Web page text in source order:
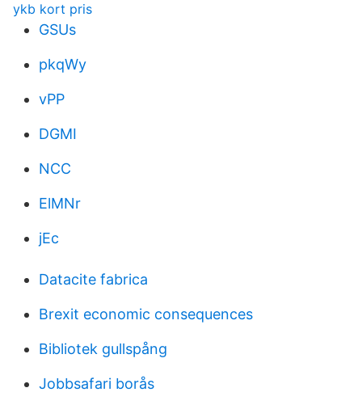
ykb kort pris
GSUs
pkqWy
vPP
DGMI
NCC
ElMNr
jEc
Datacite fabrica
Brexit economic consequences
Bibliotek gullspång
Jobbsafari borås